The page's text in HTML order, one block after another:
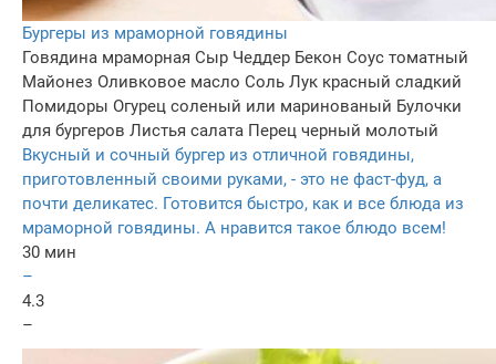
Бургеры из мраморной говядины
Говядина мраморная Сыр Чеддер Бекон Соус томатный
Майонез Оливковое масло Соль Лук красный сладкий
Помидоры Огурец соленый или маринованый Булочки
для бургеров Листья салата Перец черный молотый
Вкусный и сочный бургер из отличной говядины,
приготовленный своими руками, - это не фаст-фуд, а
почти деликатес. Готовится быстро, как и все блюда из
мраморной говядины. А нравится такое блюдо всем!
30 мин
–
4.3
–